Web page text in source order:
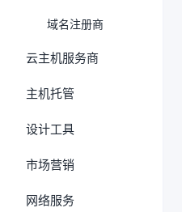
域名注册商
云主机服务商
主机托管
设计工具
市场营销
网络服务